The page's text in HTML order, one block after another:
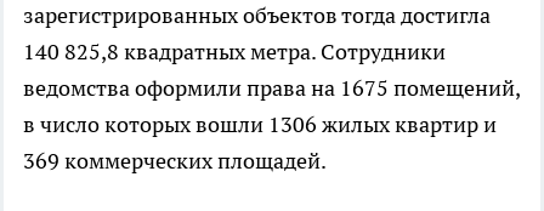
зарегистрированных объектов тогда достигла
140 825,8 квадратных метра. Сотрудники
ведомства оформили права на 1675 помещений,
в число которых вошли 1306 жилых квартир и
369 коммерческих площадей.